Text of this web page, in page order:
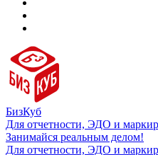
БизКуб
Для отчетности, ЭДО и
Занимайся реальным делом!
Для отчетности, ЭДО и